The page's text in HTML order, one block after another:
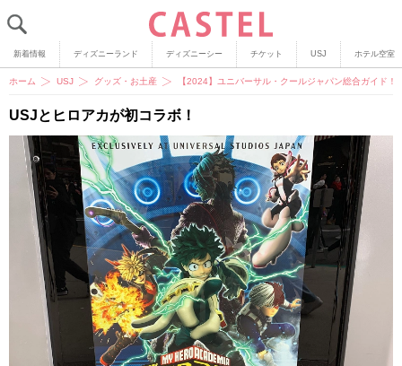
新着情報 ディズニーランド ディズニーシー チケット USJ ホテル空室
ホーム USJ グッズ・お土産 【2024】ユニバーサル・クールジャパン総合ガイド
USJとヒロアカが初コラボ！